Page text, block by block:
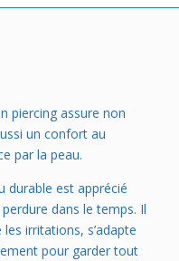
piercing assure non
un confort au
par la peau.
durable est apprécié
dans le temps. Il
irritations, s’adapte
pour garder tout